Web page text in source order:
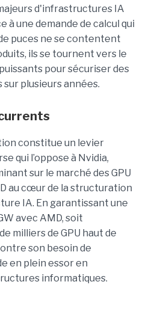
d'infrastructures IA
à une demande de calcul qui
puces ne se contentent
ils se tournent vers le
pour sécuriser des
sur plusieurs années.
constitue un levier
qui l’oppose à Nvidia,
sur le marché des GPU
au cœur de la structuration
IA. En garantissant une
avec AMD, soit
milliers de GPU haut de
son besoin de
en plein essor en
informatiques.